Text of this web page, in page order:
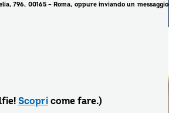
796, 00165 – Roma, oppure inviando un messaggio
Scopri come fare.)